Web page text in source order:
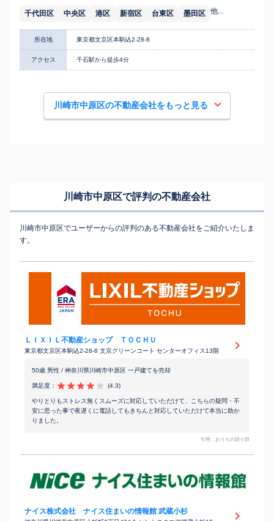
千代田区 中央区 港区 新宿区 台東区 墨田区 他...
所在地 東京都文京区本駒込2-28-8
アクセス 千石駅から徒歩4分
川崎市中原区の不動産会社をもっと見る
川崎市中原区で評判の不動産会社
川崎市中原区でユーザーからの評判のある不動産会社をご紹介いたしま
す。
ＬＩＸＩＬ不動産ショップ ＴＯＣＨＵ
東京都文京区本駒込2-28-8 文京グリーンコート センターオフィス13階
50歳 男性 / 神奈川県川崎市中原区 一戸建てを売却
満足度： (4.3)
やりとりもストレス無くスムーズに対応していただけて、こちらの疑問・不
安に思った事で夜遅くに電話してもきちんと対応していただけて本当に助か
りました。
引用：おうちの語り部
ナイス株式会社 ナイス住まいの情報館 武蔵小杉